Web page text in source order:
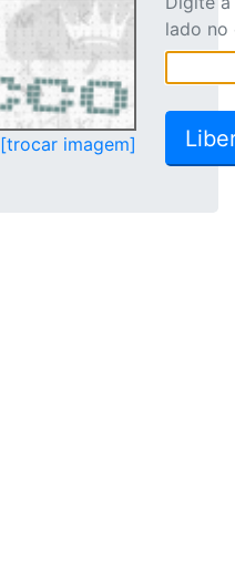
[trocar imagem]
lado no